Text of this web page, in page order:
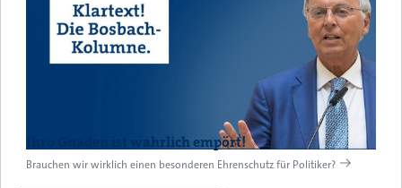
Ihro Gnaden ist wahrlich empört!
Brauchen wir wirklich einen besonderen Ehrenschutz für Politiker?